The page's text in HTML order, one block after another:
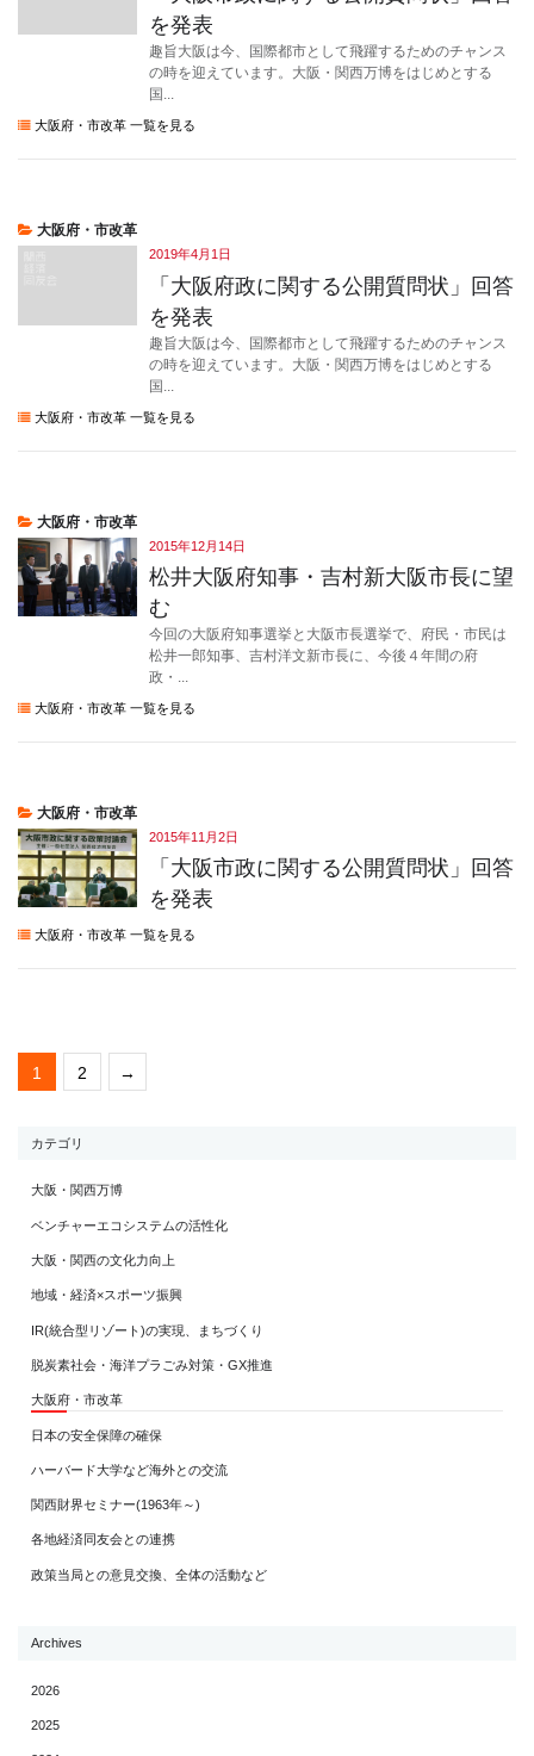
を発表
趣旨大阪は今、国際都市として飛躍するためのチャンス
の時を迎えています。大阪・関西万博をはじめとする
国...
大阪府・市改革 一覧を見る
大阪府・市改革
2019年4月1日
「大阪府政に関する公開質問状」回答
を発表
趣旨大阪は今、国際都市として飛躍するためのチャンス
の時を迎えています。大阪・関西万博をはじめとする
国...
大阪府・市改革 一覧を見る
大阪府・市改革
2015年12月14日
松井大阪府知事・吉村新大阪市長に望
む
今回の大阪府知事選挙と大阪市長選挙で、府民・市民は
松井一郎知事、吉村洋文新市長に、今後４年間の府
政・...
大阪府・市改革 一覧を見る
大阪府・市改革
2015年11月2日
「大阪市政に関する公開質問状」回答
を発表
大阪府・市改革 一覧を見る
1 2 →
カテゴリ
大阪・関西万博
ベンチャーエコシステムの活性化
大阪・関西の文化力向上
地域・経済×スポーツ振興
IR(統合型リゾート)の実現、まちづくり
脱炭素社会・海洋プラごみ対策・GX推進
大阪府・市改革
日本の安全保障の確保
ハーバード大学など海外との交流
関西財界セミナー(1963年～)
各地経済同友会との連携
政策当局との意見交換、全体の活動など
Archives
2026
2025